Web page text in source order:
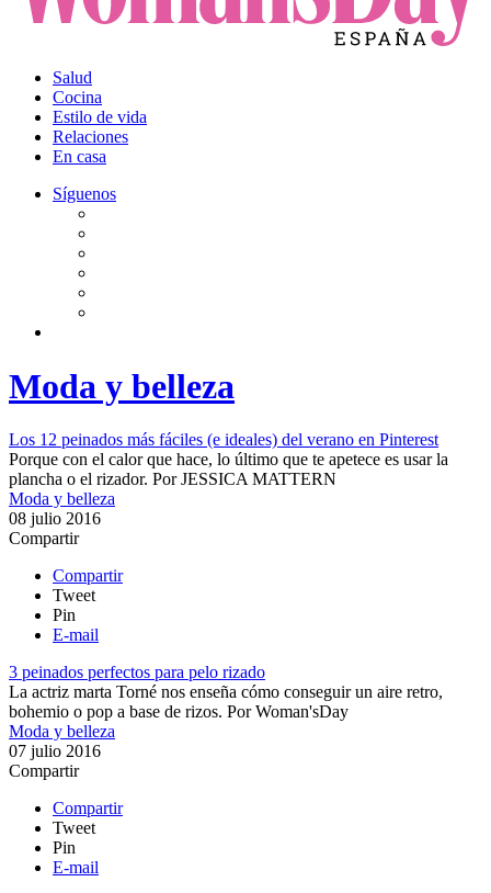
Salud
Cocina
Estilo de vida
Relaciones
En casa
Síguenos
Moda y belleza
Los 12 peinados más fáciles (e ideales) del verano en Pinterest
Porque con el calor que hace, lo último que te apetece es usar la
plancha o el rizador. PorJESSICA MATTERN
Moda y belleza
08 julio 2016
Compartir
Compartir
Tweet
Pin
E-mail
3 peinados perfectos para pelo rizado
La actriz marta Torné nos enseña cómo conseguir un aire retro,
bohemio o pop a base de rizos. PorWoman'sDay
Moda y belleza
07 julio 2016
Compartir
Compartir
Tweet
Pin
E-mail